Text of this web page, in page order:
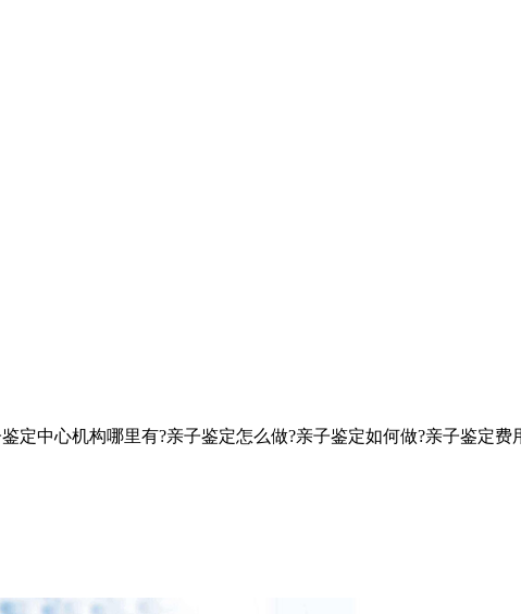
定中心机构哪里有?亲子鉴定怎么做?亲子鉴定如何做?亲子鉴定